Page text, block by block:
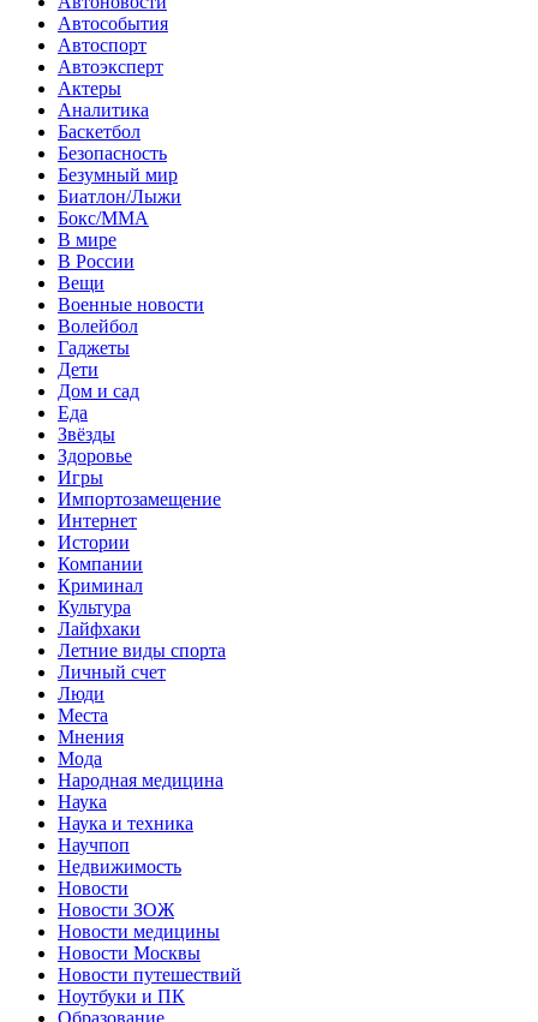
Автособытия
Автоспорт
Автоэксперт
Актеры
Аналитика
Баскетбол
Безопасность
Безумный мир
Биатлон/Лыжи
Бокс/MMA
В мире
В России
Вещи
Военные новости
Волейбол
Гаджеты
Дети
Дом и сад
Еда
Звёзды
Здоровье
Игры
Импортозамещение
Интернет
Истории
Компании
Криминал
Культура
Лайфхаки
Летние виды спорта
Личный счет
Люди
Места
Мнения
Мода
Народная медицина
Наука
Наука и техника
Научпоп
Недвижимость
Новости
Новости ЗОЖ
Новости медицины
Новости Москвы
Новости путешествий
Ноутбуки и ПК
Образование